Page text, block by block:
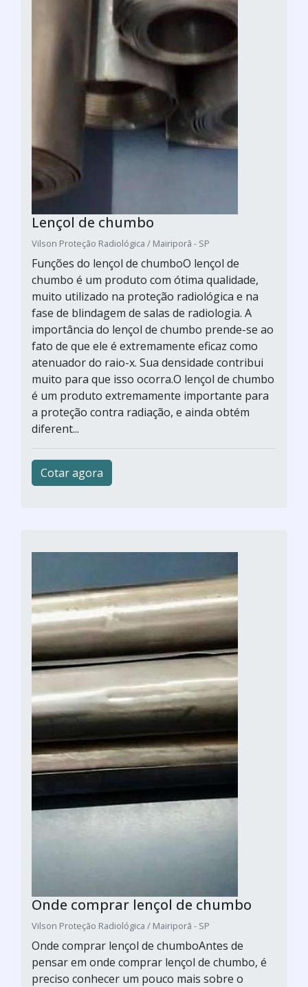
Lençol de chumbo
Vilson Proteção Radiológica / Mairiporã - SP
Funções do lençol de chumboO lençol de
chumbo é um produto com ótima qualidade,
muito utilizado na proteção radiológica e na
fase de blindagem de salas de radiologia. A
importância do lençol de chumbo prende-se ao
fato de que ele é extremamente eficaz como
atenuador do raio-x. Sua densidade contribui
muito para que isso ocorra.O lençol de chumbo
é um produto extremamente importante para
a proteção contra radiação, e ainda obtém
diferent...
Cotar agora
Onde comprar lençol de chumbo
Vilson Proteção Radiológica / Mairiporã - SP
Onde comprar lençol de chumboAntes de
pensar em onde comprar lençol de chumbo, é
preciso conhecer um pouco mais sobre o